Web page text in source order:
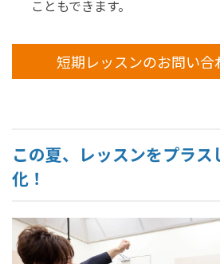
こともできます。
短期レッスンのお問い合
この夏、レッスンをプラス
化！